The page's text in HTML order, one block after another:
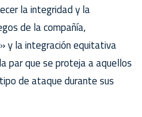
la integridad y la
de la compañía,
y la integración equitativa
par que se proteja a aquellos
de ataque durante sus